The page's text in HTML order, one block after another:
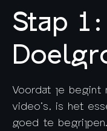
Stap 1:
Voordat je begint
video’s, is het
goed te